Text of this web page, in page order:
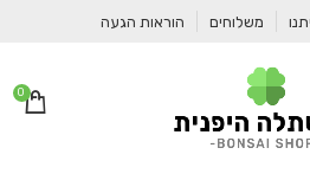
משלוחים הוראות הגעה
0